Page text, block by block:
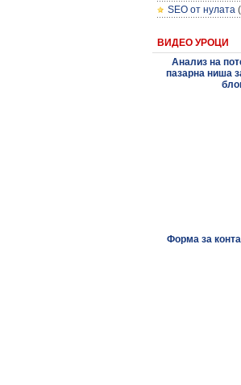
SEO от нулата
ВИДЕО УРОЦИ
Анализ на
пазарна ниша
Форма за